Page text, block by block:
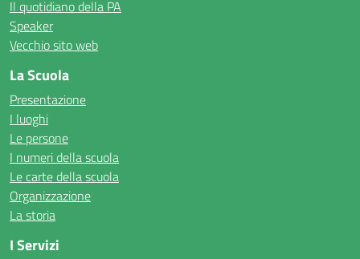
Il quotidiano della PA
Speaker
Vecchio sito web
La Scuola
Presentazione
I luoghi
Le persone
I numeri della scuola
Le carte della scuola
Organizzazione
La storia
I Servizi